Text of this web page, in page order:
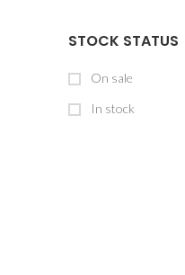
STOCK STATUS
On sale
In stock